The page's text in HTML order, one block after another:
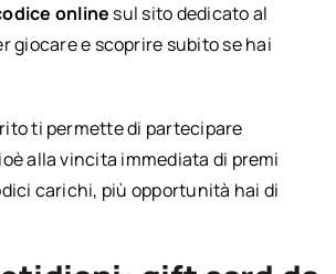
online sul sito dedicato al
giocare e scoprire subito se hai
ti permette di partecipare
alla vincita immediata di premi
carichi, più opportunità hai di